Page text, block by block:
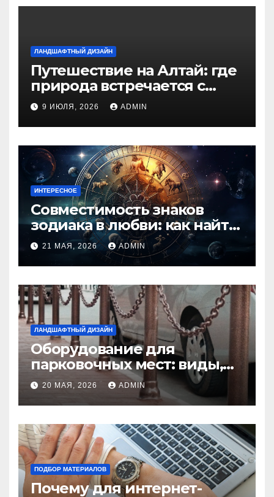
ЛАНДШАФТНЫЙ ДИЗАЙН
Путешествие на Алтай: где
природа встречается с
духом приключений
9 ИЮЛЯ, 2026 ADMIN
ИНТЕРЕСНОЕ
Совместимость знаков
зодиака в любви: как найти
идеальную пару и
избежать конфликтов
21 МАЯ, 2026 ADMIN
ЛАНДШАФТНЫЙ ДИЗАЙН
Оборудование для
парковочных мест: виды,
функции и нормы
установки
20 МАЯ, 2026 ADMIN
ПОДБОР МАТЕРИАЛОВ
Почему для интернет-